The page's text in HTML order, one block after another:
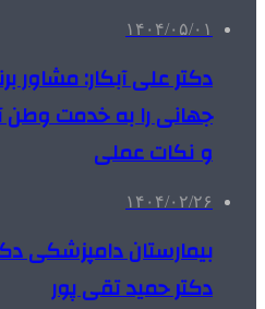
۱۴۰۴/۰۵/۰۱
دکتر علی آبکار: مشاور
جهانی را به خدمت
و نکات عملی
۱۴۰۴/۰۲/۲۶
بیمارستان دامپزشکی
دکتر حمید تقی پور